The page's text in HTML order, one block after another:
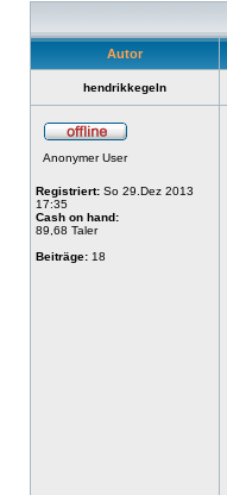
Autor
hendrikkegeln
Anonymer User
Registriert: So 29.Dez 2013
17:35
Cash on hand:
89,68 Taler
Beiträge: 18